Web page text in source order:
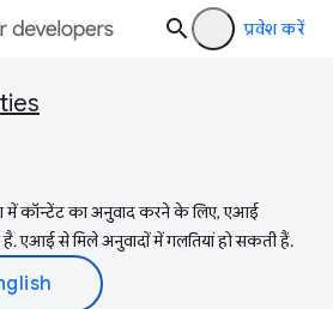
प्रवेश करें
में कॉन्टेंट का अनुवाद करने के लिए, एआई
एआई से मिले अनुवादों में गलतियां हो सकती हैं.